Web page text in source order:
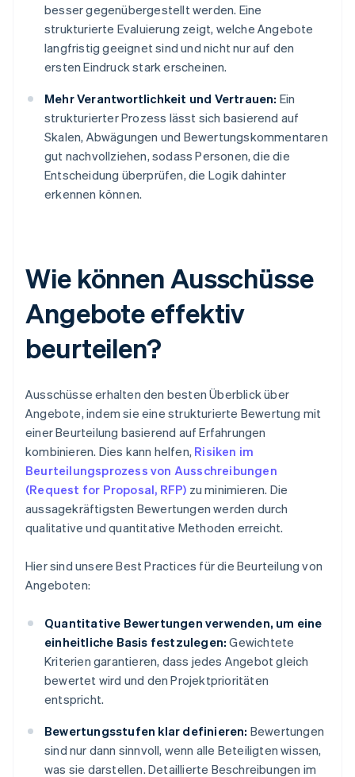
besser gegenübergestellt werden. Eine
strukturierte Evaluierung zeigt, welche Angebote
langfristig geeignet sind und nicht nur auf den
ersten Eindruck stark erscheinen.
Mehr Verantwortlichkeit und Vertrauen: Ein
strukturierter Prozess lässt sich basierend auf
Skalen, Abwägungen und Bewertungskommentaren
gut nachvollziehen, sodass Personen, die die
Entscheidung überprüfen, die Logik dahinter
erkennen können.
Wie können Ausschüsse
Angebote effektiv
beurteilen?
Ausschüsse erhalten den besten Überblick über
Angebote, indem sie eine strukturierte Bewertung mit
einer Beurteilung basierend auf Erfahrungen
kombinieren. Dies kann helfen, Risiken im
Beurteilungsprozess von Ausschreibungen
(Request for Proposal, RFP) zu minimieren. Die
aussagekräftigsten Bewertungen werden durch
qualitative und quantitative Methoden erreicht.
Hier sind unsere Best Practices für die Beurteilung von
Angeboten:
Quantitative Bewertungen verwenden, um eine
einheitliche Basis festzulegen: Gewichtete
Kriterien garantieren, dass jedes Angebot gleich
bewertet wird und den Projektprioritäten
entspricht.
Bewertungsstufen klar definieren: Bewertungen
sind nur dann sinnvoll, wenn alle Beteiligten wissen,
was sie darstellen. Detaillierte Beschreibungen im